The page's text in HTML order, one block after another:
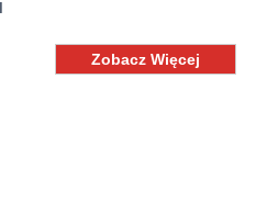
Zobacz Więcej